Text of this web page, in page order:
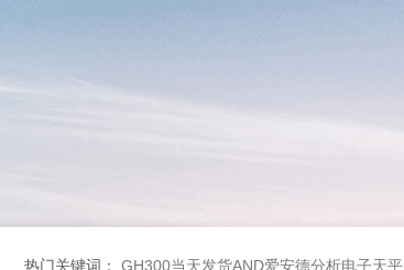
热门关键词： GH300当天发货AND爱安德分析电子天平